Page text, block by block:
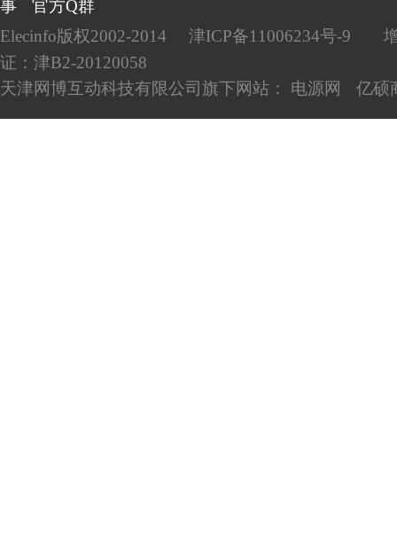
事
官方Q群
Elecinfo版权2002-2014
津ICP备11006234号-9
证：津B2-20120058
天津网博互动科技有限公司旗下网站： 电源网 亿硕